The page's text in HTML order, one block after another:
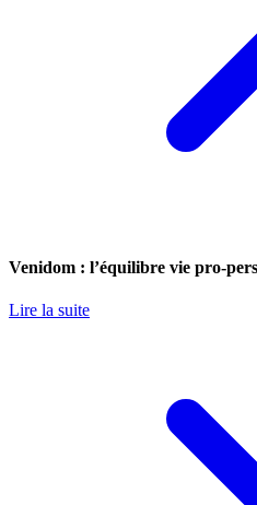
Venidom : l’équilibre vie pro-
Lire la suite